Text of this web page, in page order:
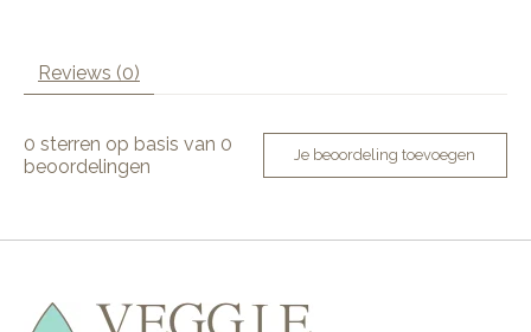
Reviews (0)
0 sterren op basis van 0
beoordelingen
Je beoordeling toevoegen